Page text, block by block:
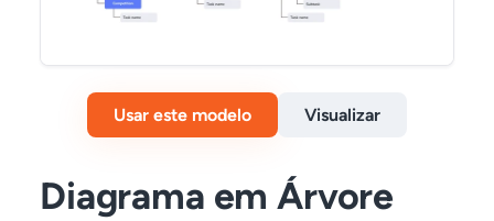
Usar este modelo Visualizar
Diagrama em Árvore